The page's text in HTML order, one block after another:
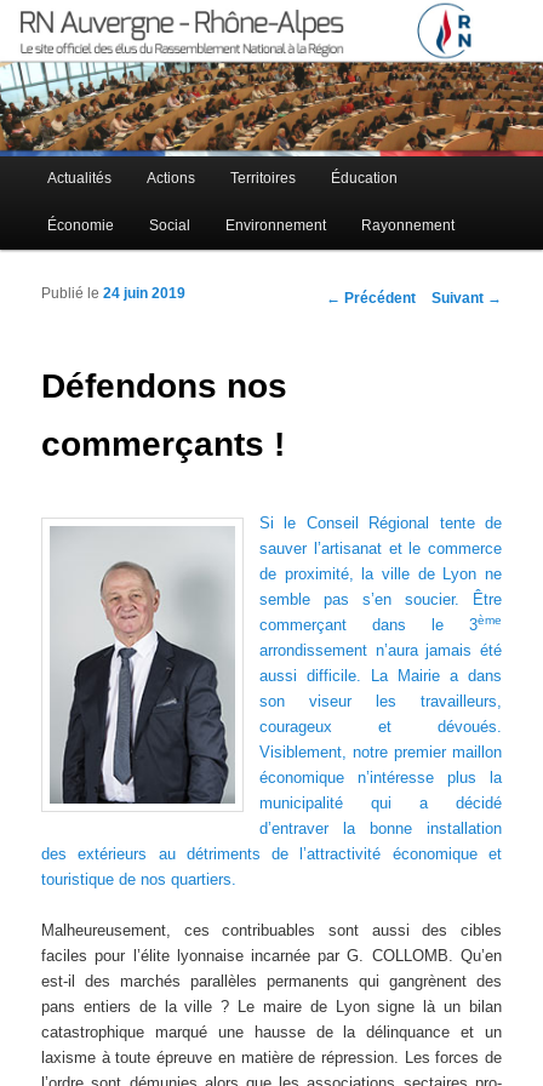
RN Auvergne – Rhône-Alpes
Le site officiel des élus RN à la région Auvergne – Rhône-Alpes
Menu principal
Aller au contenu principal
Aller au contenu secondaire
Actualités Actions Territoires Éducation
Économie Social Environnement Rayonnement
Navigation des articles
← Précédent Suivant →
Défendons nos
commerçants !
Publié le24 juin 2019
Si le Conseil Régional tente de
sauver l’artisanat et le commerce
de proximité, la ville de Lyon ne
semble pas s’en soucier. Être
commerçant dans le 3ème
arrondissement n’aura jamais été
aussi difficile. La Mairie a dans
son viseur les travailleurs,
courageux et dévoués.
Visiblement, notre premier maillon
économique n’intéresse plus la
municipalité qui a décidé
d’entraver la bonne installation
des extérieurs au détriments de l’attractivité économique et
touristique de nos quartiers.
Malheureusement, ces contribuables sont aussi des cibles
faciles pour l’élite lyonnaise incarnée par G. COLLOMB. Qu’en
est-il des marchés parallèles permanents qui gangrènent des
pans entiers de la ville ? Le maire de Lyon signe là un bilan
catastrophique marqué une hausse de la délinquance et un
laxisme à toute épreuve en matière de répression. Les forces de